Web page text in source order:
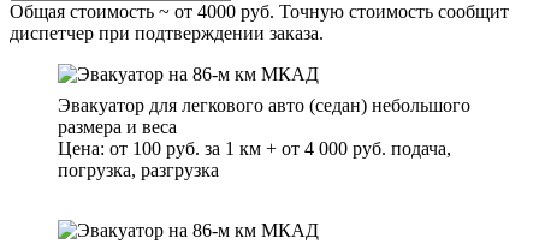
Общая стоимость ~ от 4000 руб. Точную стоимость сообщит
диспетчер при подтверждении заказа.
Эвакуатор для легкового авто (седан) небольшого
размера и веса
Цена: от 100 руб. за 1 км + от 4 000 руб. подача,
погрузка, разгрузка